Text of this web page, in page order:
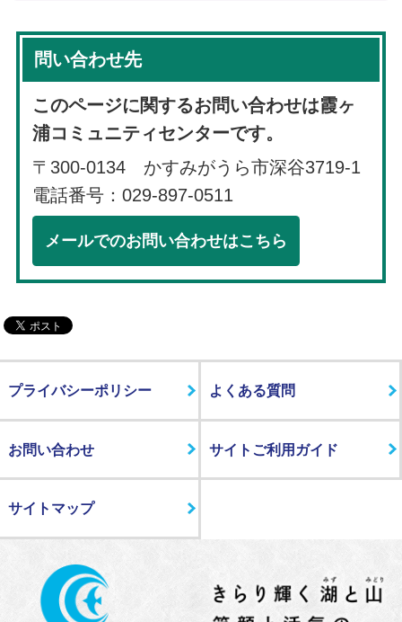
問い合わせ先
このページに関するお問い合わせは霞ヶ
浦コミュニティセンターです。
〒300-0134 かすみがうら市深谷3719-1
電話番号：029-897-0511
メールでのお問い合わせはこちら
プライバシーポリシー よくある質問
お問い合わせ サイトご利用ガイド
サイトマップ